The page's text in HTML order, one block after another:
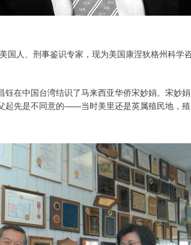
国人、刑事鉴识专家，现为美国康涅狄格州科学
在中国台湾结识了马来西亚华侨宋妙娟。宋妙
起先是不同意的——当时美里还是英属殖民地，